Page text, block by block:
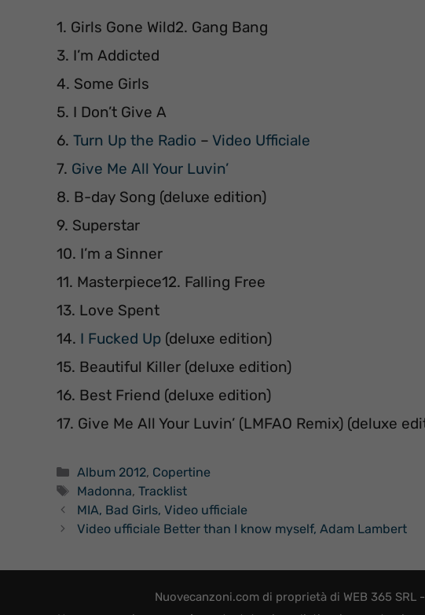
1. Girls Gone Wild2. Gang Bang
3. I’m Addicted
4. Some Girls
5. I Don’t Give A
6. Turn Up the Radio – Video Ufficiale
7. Give Me All Your Luvin’
8. B-day Song (deluxe edition)
9. Superstar
10. I’m a Sinner
11. Masterpiece12. Falling Free
13. Love Spent
14. I Fucked Up (deluxe edition)
15. Beautiful Killer (deluxe edition)
16. Best Friend (deluxe edition)
17. Give Me All Your Luvin’ (LMFAO Remix) (deluxe
Categorie
Album 2012, Copertine
Tag
Madonna, Tracklist
MIA, Bad Girls, Video ufficiale
Video ufficiale Better than I know myself, Adam Lambert
Nuovecanzoni.com di proprietà di WEB 365 SRL